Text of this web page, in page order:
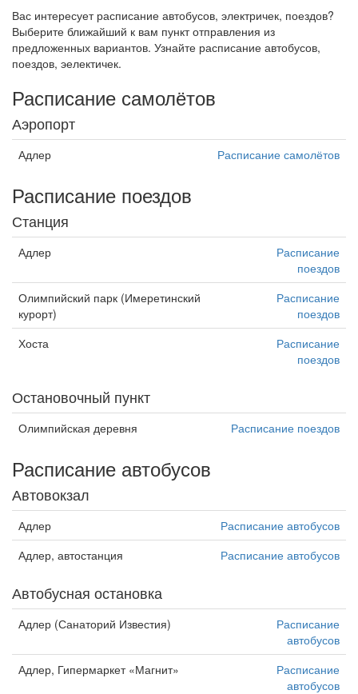
Вас интересует расписание автобусов, электричек, поездов?
Выберите ближайший к вам пункт отправления из
предложенных вариантов. Узнайте расписание автобусов,
поездов, эелектичек.
Расписание самолётов
Аэропорт
Адлер Расписание самолётов
Расписание поездов
Станция
Адлер
Расписание
поездов
Олимпийский парк (Имеретинский
курорт)
Расписание
поездов
Хоста
Расписание
поездов
Остановочный пункт
Олимпийская деревня Расписание поездов
Расписание автобусов
Автовокзал
Адлер
Расписание автобусов
Адлер, автостанция
Расписание автобусов
Автобусная остановка
Адлер (Санаторий Известия)
Расписание
автобусов
Адлер, Гипермаркет «Магнит»
Расписание
автобусов